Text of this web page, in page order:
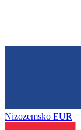
Nizozemsko EUR